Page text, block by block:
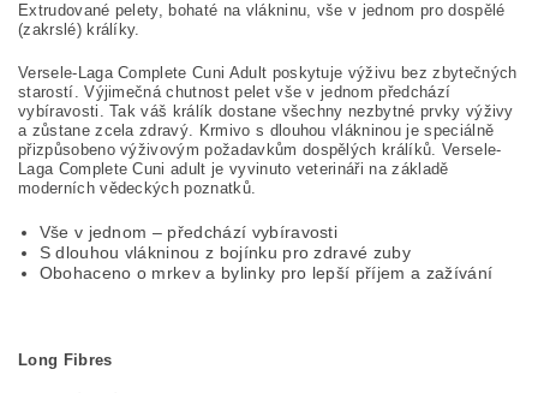
Extrudované pelety, bohaté na vlákninu, vše v jednom pro dospělé
(zakrslé) králíky.
Versele-Laga Complete Cuni Adult poskytuje výživu bez zbytečných
starostí. Výjimečná chutnost pelet vše v jednom předchází
vybíravosti. Tak váš králík dostane všechny nezbytné prvky výživy
a zůstane zcela zdravý. Krmivo s dlouhou vlákninou je speciálně
přizpůsobeno výživovým požadavkům dospělých králíků. Versele-
Laga Complete Cuni adult je vyvinuto veterináři na základě
moderních vědeckých poznatků.
Vše v jednom – předchází vybíravosti
S dlouhou vlákninou z bojínku pro zdravé zuby
Obohaceno o mrkev a bylinky pro lepší příjem a zažívání
Long Fibres